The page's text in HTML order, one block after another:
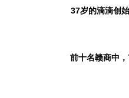
37岁的滴滴创
前十名赣商中，